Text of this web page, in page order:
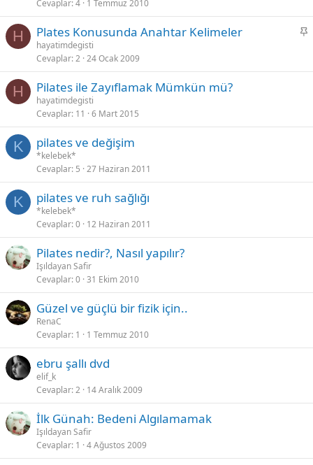
i
t
Cevaplar 4 1 Temmuz 2010
H
S
i
Plates Konusunda Anahtar Kelimeler
hayatimdegisti
Cevaplar 2 24 Ocak 2009
H Pilates ile Zayıflamak Mümkün mü?
hayatimdegisti
Cevaplar 11 6 Mart 2015
K pilates ve değişim
*kelebek*
Cevaplar 5 27 Haziran 2011
K pilates ve ruh sağlığı
*kelebek*
Cevaplar 0 12 Haziran 2011
Pilates nedir?, Nasıl yapılır?
Işıldayan Safir
Cevaplar 0 31 Ekim 2010
Güzel ve güçlü bir fizik için..
RenaC
Cevaplar 1 1 Temmuz 2010
ebru şallı dvd
elif_k
Cevaplar 2 14 Aralık 2009
İlk Günah: Bedeni Algılamamak
Işıldayan Safir
Cevaplar 1 4 Ağustos 2009